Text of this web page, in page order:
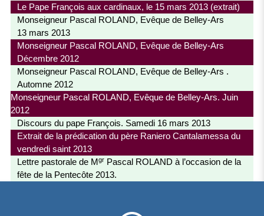
Le Pape François aux cardinaux, le 15 mars 2013 (extrait)
Monseigneur Pascal ROLAND, Evêque de Belley-Ars
13 mars 2013
Monseigneur Pascal ROLAND, Evêque de Belley-Ars
Décembre 2012
Monseigneur Pascal ROLAND, Evêque de Belley-Ars .
Automne 2012
Monseigneur Pascal ROLAND, Evêque de Belley-Ars. Juin
2012
Discours du pape François. Samedi 16 mars 2013
Extrait de la prédication du père Raniero Cantalamessa du
vendredi saint 2013
Lettre pastorale de M grPascal ROLAND à l’occasion de la
fête de la Pentecôte 2013.